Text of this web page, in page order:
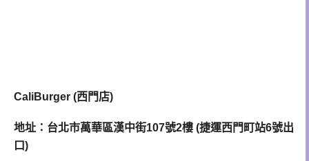
CaliBurger (西門店)
地址：台北市萬華區漢中街107號2樓 (捷運西門町站6號出
口)